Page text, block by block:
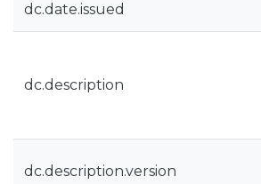
dc.date.issued
dc.description
dc.description.version